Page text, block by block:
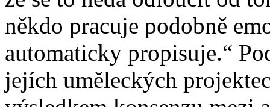
někdo pracuje podobně
automaticky propisuje.“
jejích uměleckých